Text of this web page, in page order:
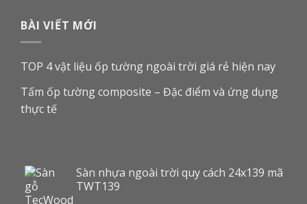
BÀI VIẾT MỚI
TOP 4 vật liệu ốp tường ngoài trời giá rẻ hiện nay
Tấm ốp tường composite – Đặc điểm và ứng dụng
thực tế
Sàn nhựa ngoài trời quy cách 24x139 mã
TWT139